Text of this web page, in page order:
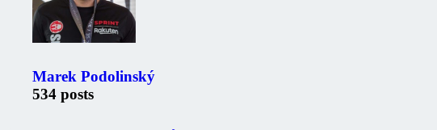
Marek Podolinský
534 posts
Zaujimavé odkazy
Oznámenia